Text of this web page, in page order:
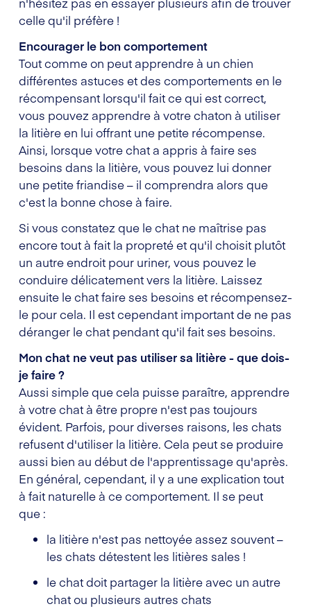
celle qu'il préfère !
Encourager le bon comportement
Tout comme on peut apprendre à un chien
différentes astuces et des comportements en le
récompensant lorsqu'il fait ce qui est correct,
vous pouvez apprendre à votre chaton à utiliser
la litière en lui offrant une petite récompense.
Ainsi, lorsque votre chat a appris à faire ses
besoins dans la litière, vous pouvez lui donner
une petite friandise – il comprendra alors que
c'est la bonne chose à faire.
Si vous constatez que le chat ne maîtrise pas
encore tout à fait la propreté et qu'il choisit plutôt
un autre endroit pour uriner, vous pouvez le
conduire délicatement vers la litière. Laissez
ensuite le chat faire ses besoins et récompensez-
le pour cela. Il est cependant important de ne pas
déranger le chat pendant qu'il fait ses besoins.
Mon chat ne veut pas utiliser sa litière - que dois-
je faire ?
Aussi simple que cela puisse paraître, apprendre
à votre chat à être propre n'est pas toujours
évident. Parfois, pour diverses raisons, les chats
refusent d'utiliser la litière. Cela peut se produire
aussi bien au début de l'apprentissage qu'après.
En général, cependant, il y a une explication tout
à fait naturelle à ce comportement. Il se peut
que :
la litière n'est pas nettoyée assez souvent –
les chats détestent les litières sales !
le chat doit partager la litière avec un autre
chat ou plusieurs autres chats